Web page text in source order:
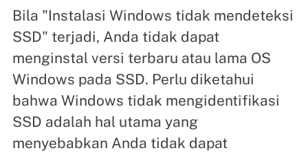
Bila "Instalasi Windows tidak mendeteksi
SSD" terjadi, Anda tidak dapat
menginstal versi terbaru atau lama OS
Windows pada SSD. Perlu diketahui
bahwa Windows tidak mengidentifikasi
SSD adalah hal utama yang
menyebabkan Anda tidak dapat